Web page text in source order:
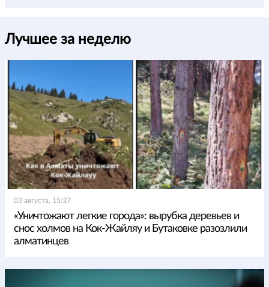
Лучшее за неделю
03 августа, 15:37
«Уничтожают легкие города»: вырубка деревьев и
снос холмов на Кок-Жайляу и Бутаковке разозлили
алматинцев